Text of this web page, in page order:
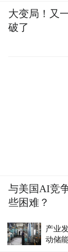
大变局！又
破了
与美国AI竞
些困难？